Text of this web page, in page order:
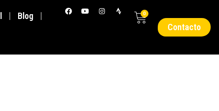
Blog 0
Contacto